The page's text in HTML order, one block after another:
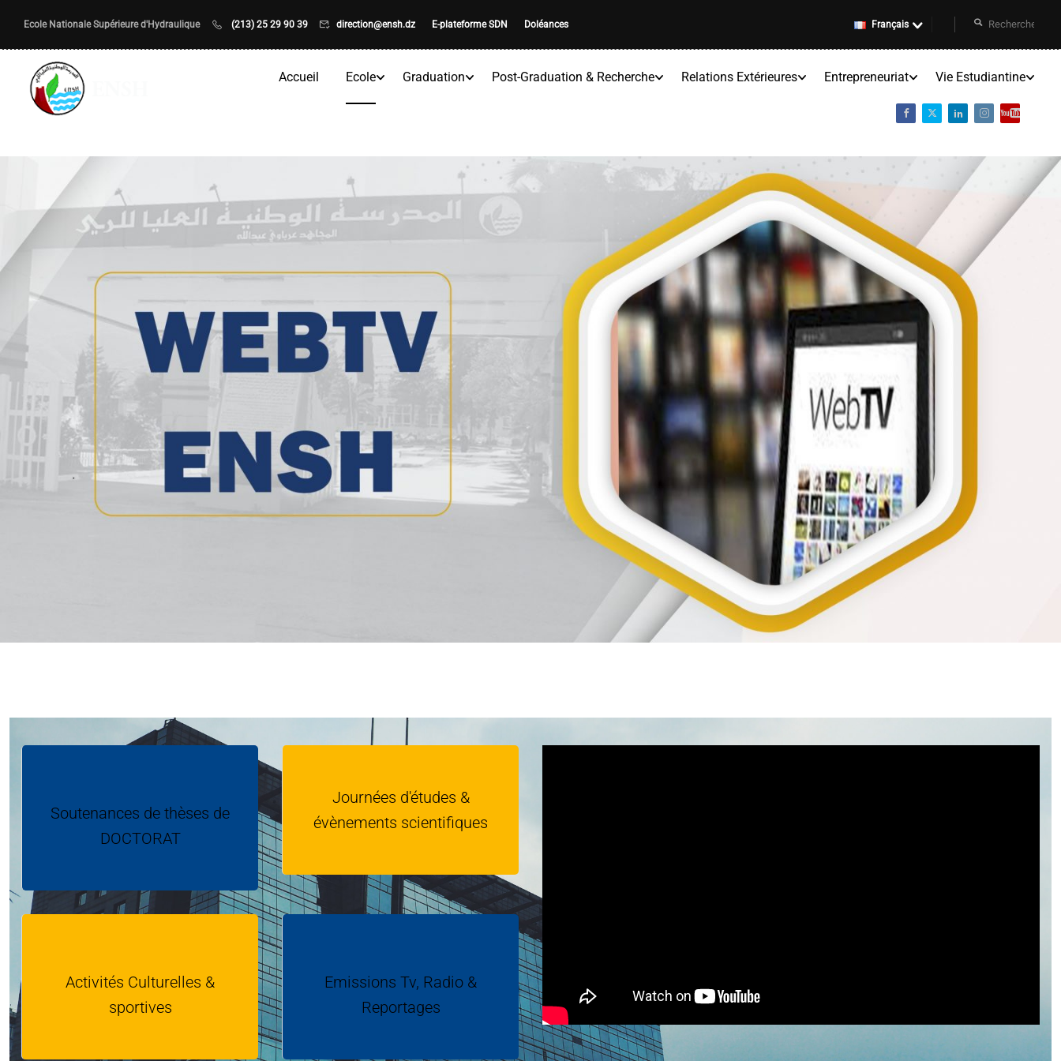
Ecole Nationale Supérieure d'Hydraulique (213) 25 29 90 39 direction@ensh.dz E-plateforme SDN Doléances Français
Accueil Ecole Graduation Post-Graduation & Recherche Relations Extérieures Entrepreneuriat Vie Estudiantine
Soutenances de thèses de
DOCTORAT
Journées d'études &
évènements scientifiques
Activités Culturelles &
sportives
Emissions Tv, Radio &
Reportages